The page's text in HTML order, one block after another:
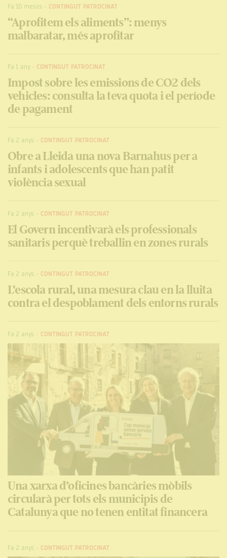
Fa 10 mesos - CONTINGUT PATROCINAT
“Aprofitem els aliments”: menys
malbaratar, més aprofitar
Fa 1 any- CONTINGUT PATROCINAT
Impost sobre les emissions de CO2 dels
vehicles: consulta la teva quota i el període
de pagament
Fa 2 anys - CONTINGUT PATROCINAT
Obre a Lleida una nova Barnahus per a
infants i adolescents que han patit
violència sexual
Fa 2 anys - CONTINGUT PATROCINAT
El Govern incentivarà els professionals
sanitaris perquè treballin en zones rurals
Fa 2 anys - CONTINGUT PATROCINAT
L'escola rural, una mesura clau en la lluita
contra el despoblament dels entorns rurals
Fa 2 anys - CONTINGUT PATROCINAT
Una xarxa d’oficines bancàries mòbils
circularà per tots els municipis de
Catalunya que no tenen entitat financera
Fa 2 anys - CONTINGUT PATROCINAT